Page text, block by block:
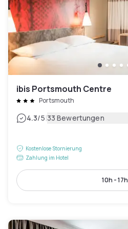
ibis Portsmouth Centre
Portsmouth
4.3/5|33 Bewertungen
Kostenlose Stornierung
Zahlung im Hotel
10h - 17h